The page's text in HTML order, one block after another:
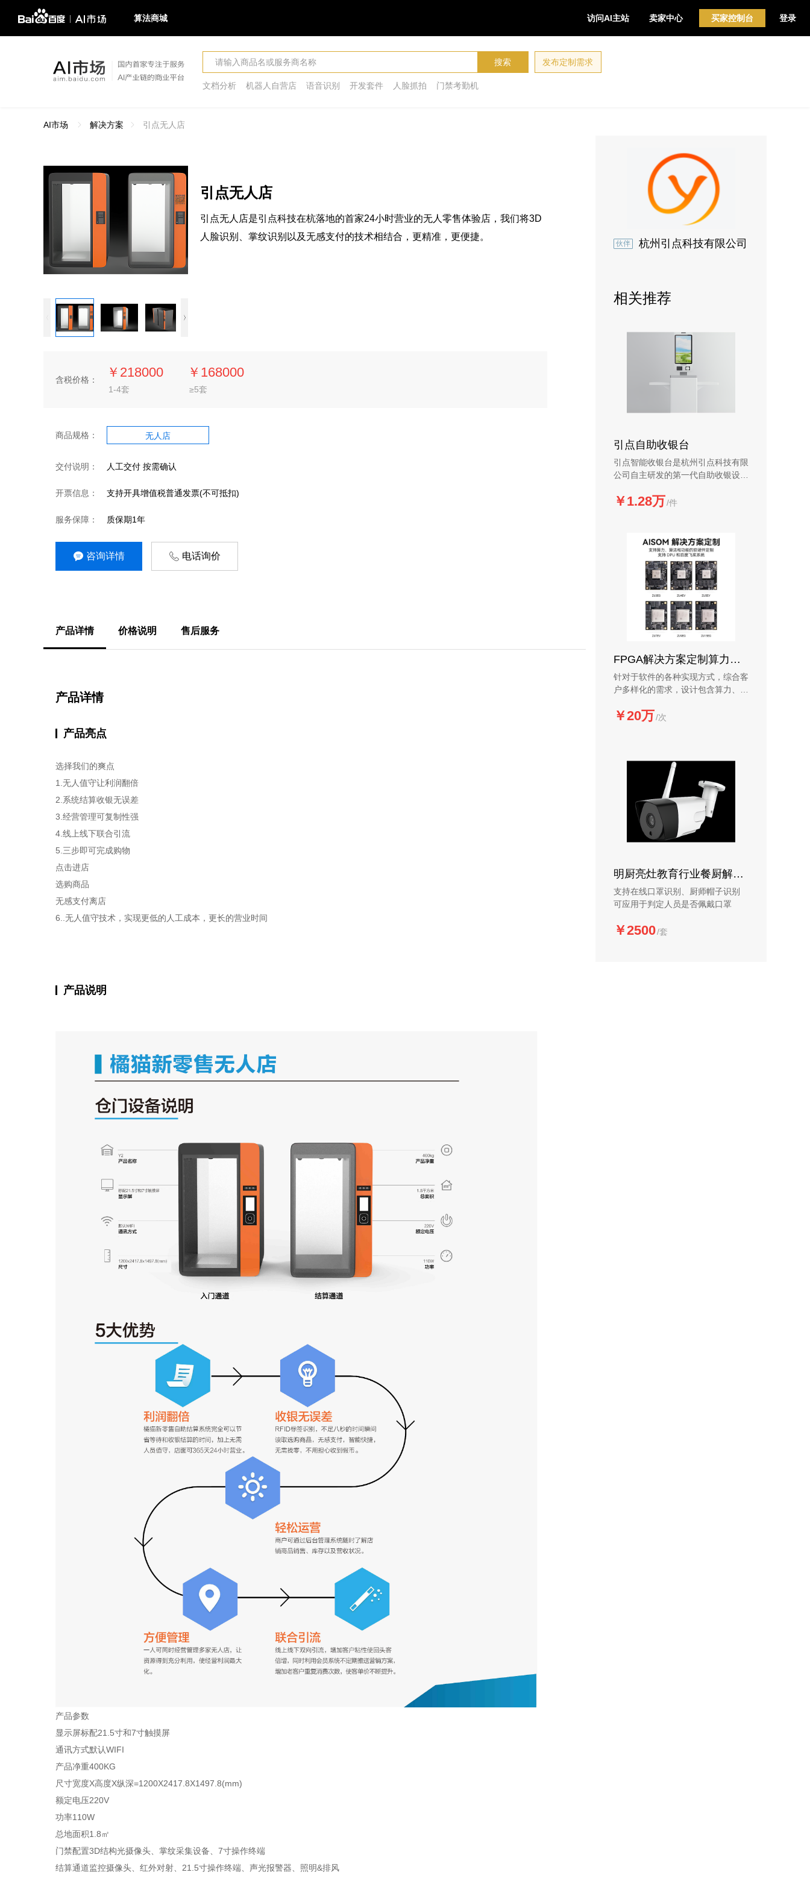
算法商城 访问AI主站 卖家中心 买家控制台 登录
搜索 发布定制需求
文档分析 机器人自营店 语音识别 开发套件 人脸抓拍 门禁考勤机
AI市场 解决方案 引点无人店
引点无人店
引点无人店是引点科技在杭落地的首家24小时营业的无人零售体验店，我们将3D
人脸识别、掌纹识别以及无感支付的技术相结合，更精准，更便捷。
含税价格： ￥218000
1-4套
￥168000
≥5套
商品规格： 无人店
交付说明： 人工交付 按需确认
开票信息： 支持开具增值税普通发票(不可抵扣)
服务保障： 质保期1年
咨询详情 电话询价
产品详情 价格说明 售后服务
产品详情
产品亮点
选择我们的爽点
1.无人值守让利润翻倍
2.系统结算收银无误差
3.经营管理可复制性强
4.线上线下联合引流
5.三步即可完成购物
点击进店
选购商品
无感支付离店
6..无人值守技术， 实现更低的人工成本，更长的营业时间
产品说明
产品参数
显示屏标配21.5寸和7寸触摸屏
通讯方式默认WIFI
产品净重400KG
尺寸宽度X高度X纵深=1200X2417.8X1497.8(mm)
额定电压220V
功率110W
总地面积1.8㎡
门禁配置3D结构光摄像头、掌纹采集设备、7寸操作终端
结算通道监控摄像头、红外对射、21.5寸操作终端、声光报警器、照明&排风
伙伴 杭州引点科技有限公司
相关推荐
引点自助收银台
引点智能收银台是杭州引点科技有限
公司自主研发的第一代自助收银设
脸支付技术，只需两步轻松结算。
￥1.28万/件
FPGA解决方案定制算力算法功能软硬件支持DPU和百度飞桨系统
针对于软件的各种实现方式，综合客
户多样化的需求，设计包含算力、算
￥20万/次
明厨亮灶教育行业餐厨解决方案
支持在线口罩识别、厨师帽子识别
可应用于判定人员是否佩戴口罩
￥2500/套